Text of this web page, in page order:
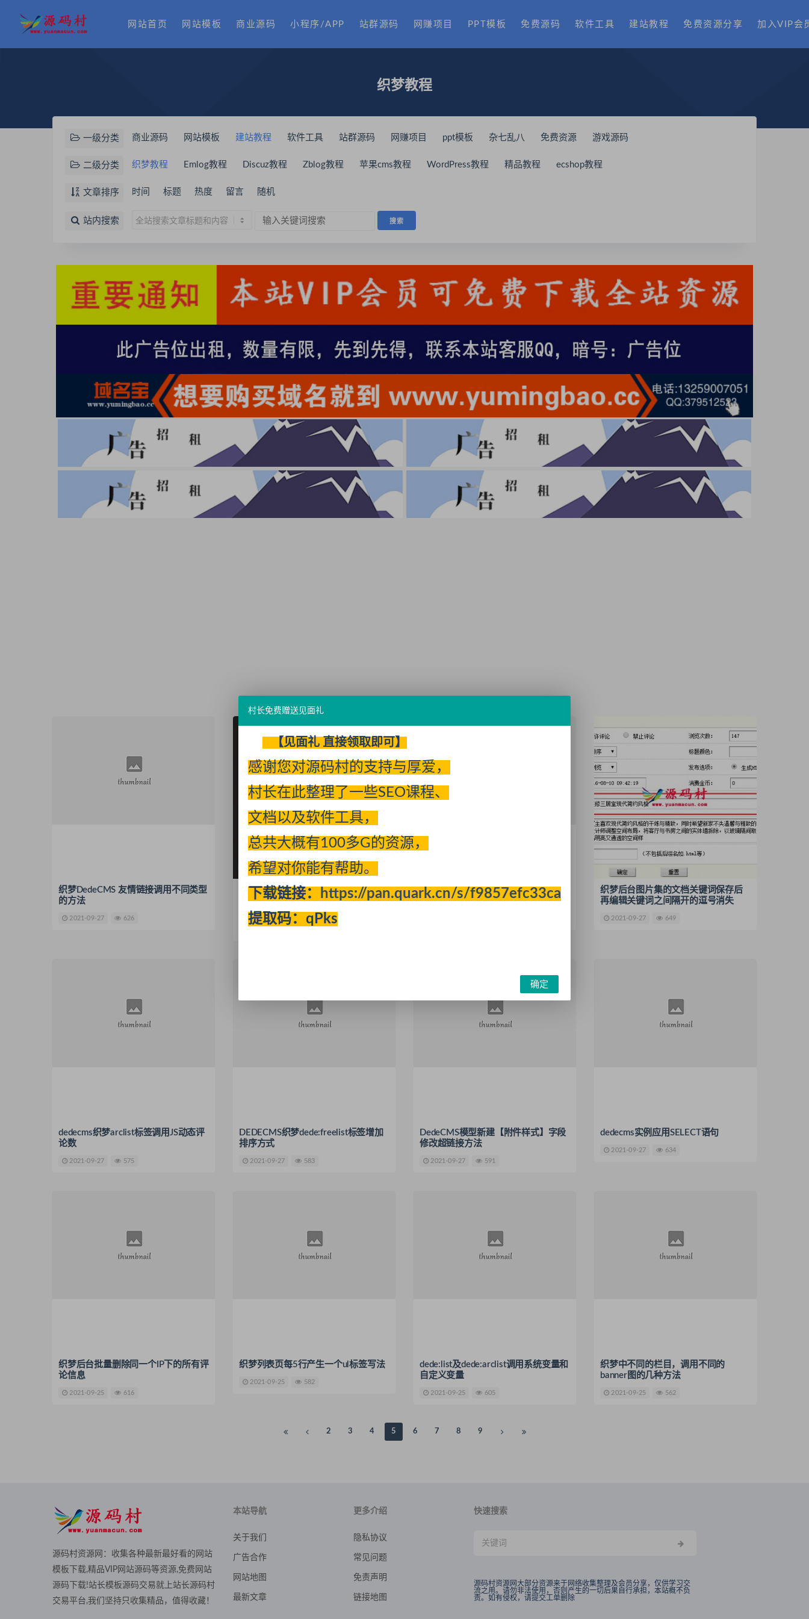
网站首页 网站模板 商业源码 小程序/APP 站群源码 网赚项目 PPT模板 免费源码 软件工具 建站教程 免费资源分享 加入VIP会
织梦教程
一级分类 商业源码 网站模板 建站教程 软件工具 站群源码 网赚项目 ppt模板 杂七乱八 免费资源 游戏源码
二级分类 织梦教程 Emlog教程 Discuz教程 Zblog教程 苹果cms教程 WordPress教程 精品教程 ecshop教程
文章排序 时间 标题 热度 留言 随机
站内搜索
织梦DedeCMS 友情链接调用不同类型
的方法
2021-09-27 626
织梦判断是否有子栏目，有就输出
javascript:; ,没有子栏目就直接输出超
链接地址
dedecms织梦手机站上一篇下一篇链接
错误的解决方法
织梦后台图片集的文档关键词保存后
再编辑关键词之间隔开的逗号消失
2021-09-27 649
dedecms织梦arclist标签调用JS动态评
论数
2021-09-27 575
DEDECMS织梦dede:freelist标签增加
排序方式
2021-09-27 583
DedeCMS模型新建【附件样式】字段
修改超链接方法
2021-09-27 591
dedecms实例应用SELECT语句
2021-09-27 634
织梦后台批量删除同一个IP下的所有评
论信息
2021-09-25 616
织梦列表页每5行产生一个ul标签写法
2021-09-25 582
dede:list及dede:arclist调用系统变量和
自定义变量
2021-09-25 605
织梦中不同的栏目，调用不同的
banner图的几种方法
2021-09-25 562
2 3 4 5 6 7 8 9
源码村资源网：收集各种最新最好看的网站
模板下载,精品VIP网站源码等资源,免费网站
源码下载!站长模板源码交易就上站长源码村
交易平台,我们坚持只收集精品，值得收藏！
本站导航
关于我们
广告合作
网站地图
最新文章
更多介绍
隐私协议
常见问题
免责声明
链接地图
快速搜索
源码村资源网大部分资源来于网络收集整理及会员分享，仅供学习交
流之用。请勿非法使用，否则产生的一切后果自行承担，本站概不负
责。如有侵权，请提交工单删除
村长免费赠送见面礼
【见面礼 直接领取即可】
感谢您对源码村的支持与厚爱，
村长在此整理了一些SEO课程、
文档以及软件工具，
总共大概有100多G的资源，
希望对你能有帮助。
下载链接：
https://pan.quark.cn/s/f9857efc33ca
提取码：qPks
确定